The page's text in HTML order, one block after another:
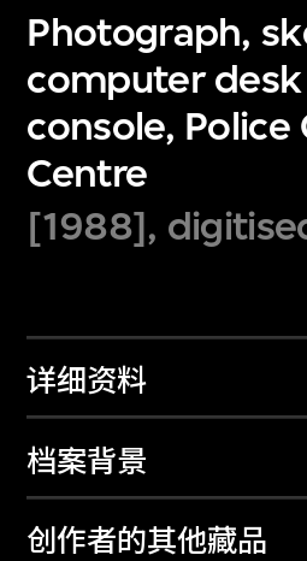
Photograph,
computer
console, Police
Centre
[1988],
详细资料
档案背景
创作者的其他藏品